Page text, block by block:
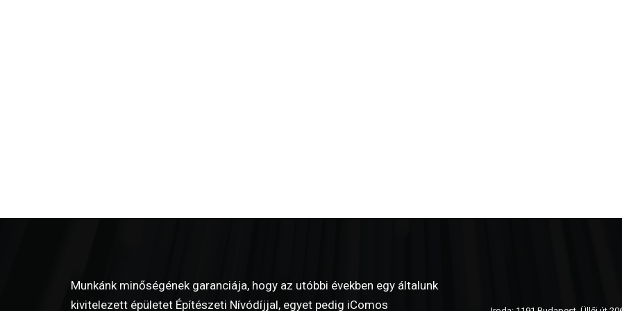
Munkánk minőségének garanciája, hogy az utóbbi években egy általunk
kivitelezett épületet Építészeti Nívódíjjal, egyet pedig iComos